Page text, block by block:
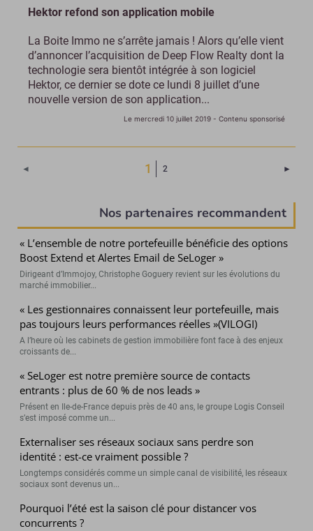
Hektor refond son application mobile
La Boite Immo ne s’arrête jamais ! Alors qu’elle vient
d’annoncer l’acquisition de Deep Flow Realty dont la
technologie sera bientôt intégrée à son logiciel
Hektor, ce dernier se dote ce lundi 8 juillet d’une
nouvelle version de son application...
Le mercredi 10 juillet 2019 - Contenu sponsorisé
◄ 1 (Page courante)
2 ►
Nos partenaires recommandent
« L’ensemble de notre portefeuille bénéficie des options
Boost Extend et Alertes Email de SeLoger »
Dirigeant d’Immojoy, Christophe Goguery revient sur les évolutions du
marché immobilier...
« Les gestionnaires connaissent leur portefeuille, mais
pas toujours leurs performances réelles »(VILOGI)
A l’heure où les cabinets de gestion immobilière font face à des enjeux
croissants de...
« SeLoger est notre première source de contacts
entrants : plus de 60 % de nos leads »
Présent en Ile-de-France depuis près de 40 ans, le groupe Logis Conseil
s’est imposé comme un...
Externaliser ses réseaux sociaux sans perdre son
identité : est-ce vraiment possible ?
Longtemps considérés comme un simple canal de visibilité, les réseaux
sociaux sont devenus un...
Pourquoi l’été est la saison clé pour distancer vos
concurrents ?